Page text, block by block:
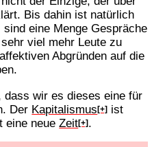
Bis dahin ist natürlich
eine Menge Gespräche
viel mehr Leute zu
Abgründen auf die
dass wir es dieses eine für
Der Kapitalismus[+] ist
eine neueZeit[+].